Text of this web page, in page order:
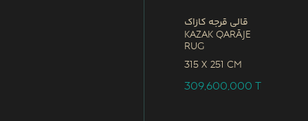
قالی قرجه کازاک
Kazak Qarāje
Rug
315 x 251 CM
309,600,000T